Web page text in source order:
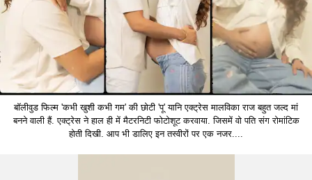
बॉलीवुड फिल्म 'कभी खुशी कभी गम' की छोटी 'पू' यानि एक्ट्रेस मालविका राज बहुत जल्द मां
बनने वाली हैं. एक्ट्रेस ने हाल ही में मैटरनिटी फोटोशूट करवाया. जिसमें वो पति संग रोमांटिक
होती दिखी. आप भी डालिए इन तस्वीरों पर एक नजर....